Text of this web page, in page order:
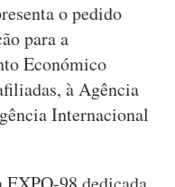
o pedido
para a
Económico
à Agência
Internacional